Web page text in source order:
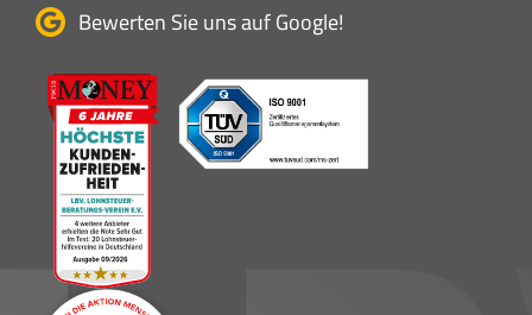
Bewerten Sie uns auf Google!